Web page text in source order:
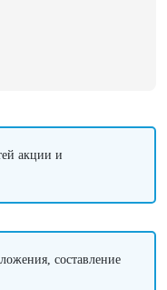
акции и
составление